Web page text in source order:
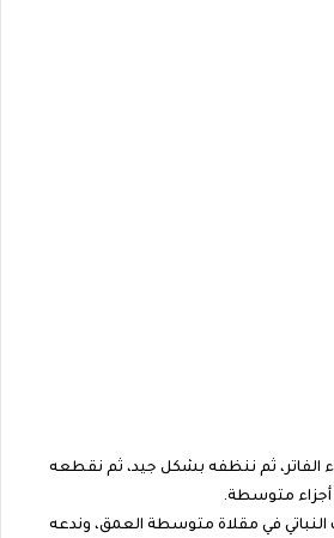
الفاتر، ثم ننظفه بشكل جيد، ثم نقطعه
أجزاء متوسطة.
في مقلاة متوسطة العمق، وندعه